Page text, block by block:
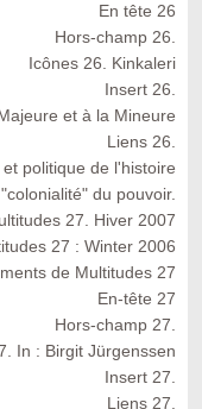
En tête 26
Hors-champ 26.
Icônes 26. Kinkaleri
Insert 26.
et à la Mineure
Liens 26.
politique de l'histoire
du pouvoir.
27. Hiver 2007
27 : Winter 2006
de Multitudes 27
En-tête 27
Hors-champ 27.
In : Birgit Jürgenssen
Insert 27.
Liens 27.